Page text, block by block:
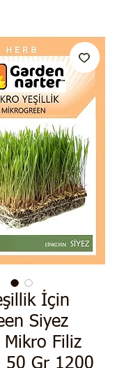
İçin
Siyez
Mikro Filiz
50 Gr 1200